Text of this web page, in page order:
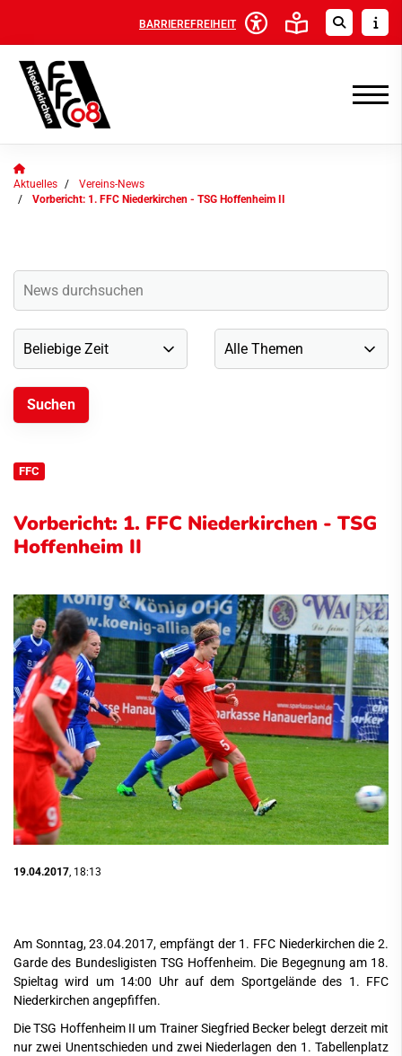
BARRIEREFREIHEIT
Aktuelles
Vereins-News
Vorbericht: 1. FFC Niederkirchen - TSG Hoffenheim II
FFC
Vorbericht: 1. FFC Niederkirchen - TSG
Hoffenheim II
19.04.2017 , 18:13
Am Sonntag, 23.04.2017, empfängt der 1. FFC Niederkirchen die 2.
Garde des Bundesligisten TSG Hoffenheim. Die Begegnung am 18.
Spieltag wird um 14:00 Uhr auf dem Sportgelände des 1. FFC
Niederkirchen angepfiffen.
Die TSG Hoffenheim II um Trainer Siegfried Becker belegt derzeit mit
nur zwei Unentschieden und zwei Niederlagen den 1. Tabellenplatz